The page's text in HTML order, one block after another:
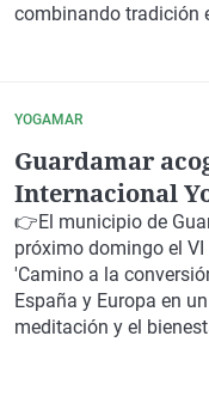
combinando tradición
YOGAMAR
Guardamar
Internacional
meditación y el
👉El municipio de
próximo domingo el VI
'Camino a la
España y Europa en
meditación y el